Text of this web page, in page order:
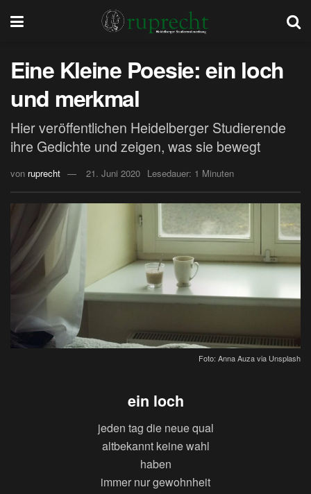
Eine Kleine Poesie: ein loch
und merkmal
Hier veröffentlichen Heidelberger Studierende
ihre Gedichte und zeigen, was sie bewegt
von ruprecht 21. Juni 2020 Lesedauer: 1 Minuten
Foto: Anna Auza via Unsplash
ein loch
jeden tag die neue qual
altbekannt keine wahl
haben
immer nur gewohnheit